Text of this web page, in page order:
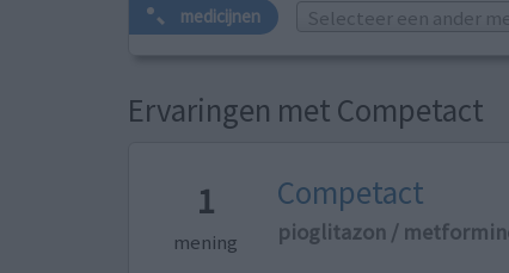
medicijnen Selecteer een ander
Ervaringen met Competact
1
mening
Competact
pioglitazon /